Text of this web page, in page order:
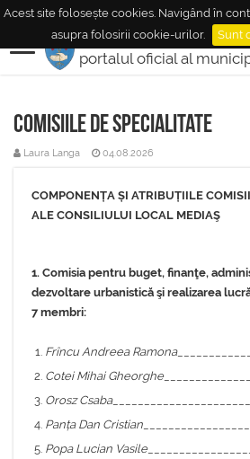
Acest site folosește cookies. Navigând în
asupra folosirii cookie-urilor.
Sunt
MUNICIPIUL
portalul oficial al
Comisiile de specialitate
Laura Langa 04.08.2026
COMPONENȚA ȘI ATRIBUȚIILE
ALE CONSILIULUI LOCAL MEDIAŞ
1. Comisia pentru buget, finanţe,
dezvoltare urbanistică şi realizarea
7 membri:
Frîncu Andreea Ramona
Cotei Mihai Gheorghe
Orosz Csaba
Panța Dan Cristian
Popa Lucian Vasile